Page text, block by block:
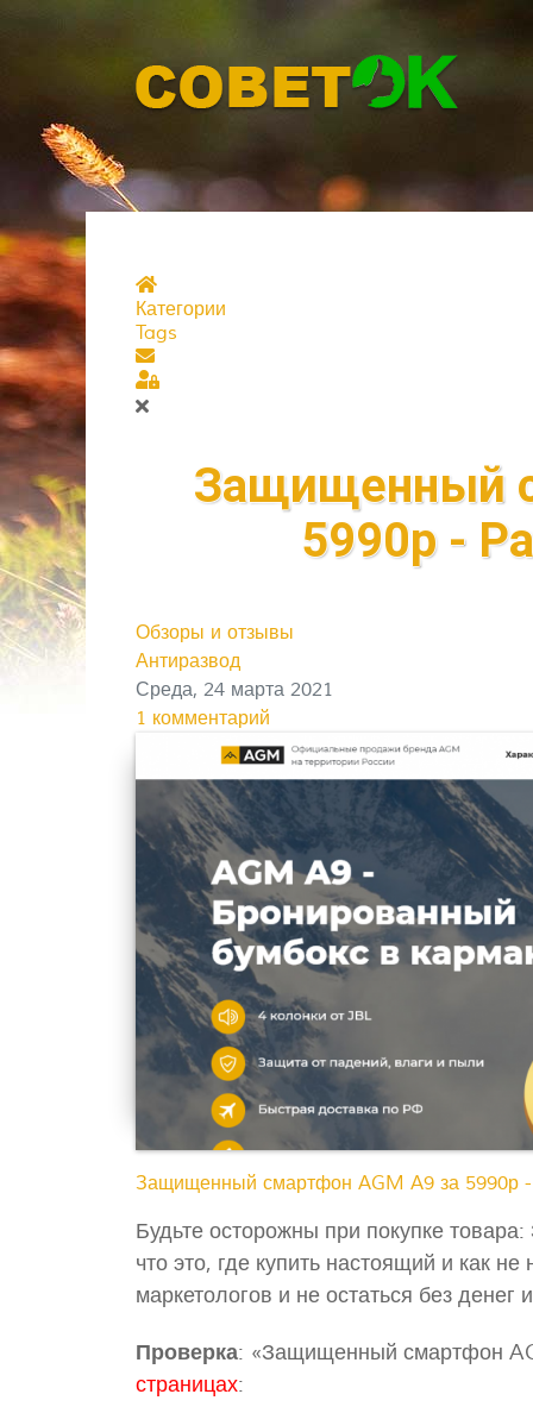
Главная страница
Категории
Tags
Подписаться на блог
Sign In
Защищенный
5990р -
Обзоры и отзывы
Антиразвод
Среда, 24 марта 2021
1 комментарий
Защищенный смартфон AGM A9 за 5990р -
Будьте осторожны при покупке
что это, где купить настоящий и как
маркетологов и не остаться без
Проверка: «Защищенный смартфон
страницах: